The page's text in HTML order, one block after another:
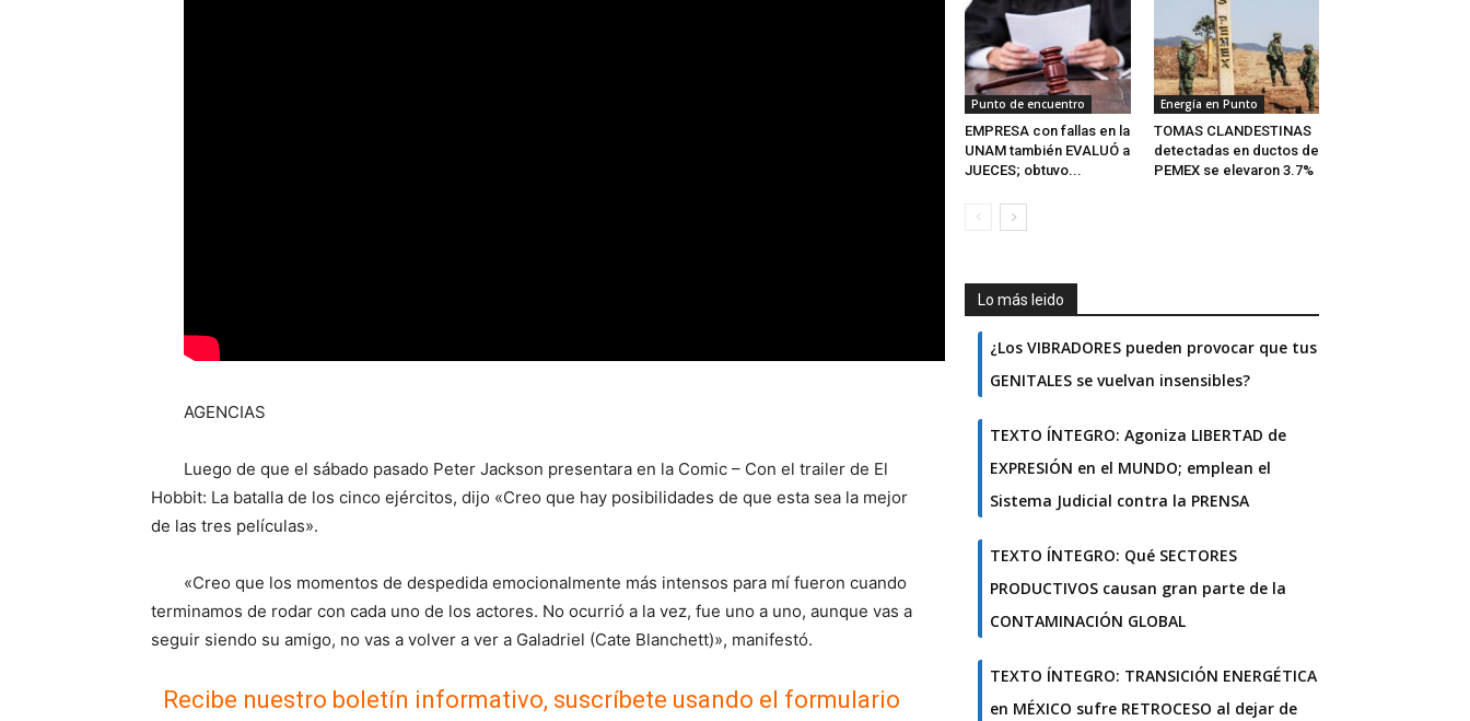
AGENCIAS
Luego de que el sábado pasado Peter Jackson presentara en la Comic – Con el trailer de El
Hobbit: La batalla de los cinco ejércitos, dijo «Creo que hay posibilidades de que esta sea la mejor
de las tres películas».
«Creo que los momentos de despedida emocionalmente más intensos para mí fueron cuando
terminamos de rodar con cada uno de los actores. No ocurrió a la vez, fue uno a uno, aunque vas a
seguir siendo su amigo, no vas a volver a ver a Galadriel (Cate Blanchett)», manifestó.
Recibe nuestro boletín informativo, suscríbete usando el formulario
Punto de encuentro
EMPRESA con fallas en la
UNAM también EVALUÓ a
JUECES; obtuvo...
Energía en Punto
TOMAS CLANDESTINAS
detectadas en ductos de
PEMEX se elevaron 3.7%
Lo más leido
¿Los VIBRADORES pueden provocar que tus
GENITALES se vuelvan insensibles?
TEXTO ÍNTEGRO: Agoniza LIBERTAD de
EXPRESIÓN en el MUNDO; emplean el
Sistema Judicial contra la PRENSA
TEXTO ÍNTEGRO: Qué SECTORES
PRODUCTIVOS causan gran parte de la
CONTAMINACIÓN GLOBAL
TEXTO ÍNTEGRO: TRANSICIÓN ENERGÉTICA
en MÉXICO sufre RETROCESO al dejar de